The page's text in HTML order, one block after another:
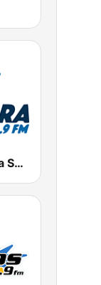
Radio Cadena Sonora